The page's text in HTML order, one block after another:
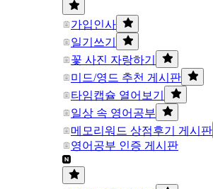
가입인사
일기쓰기
꽃 사진 자랑하기
미드/영드 추천 게시판
타임캡슐 열어보기
일상 속 영어공부
메모리워드 상점후기 게시판
영어공부 인증 게시판